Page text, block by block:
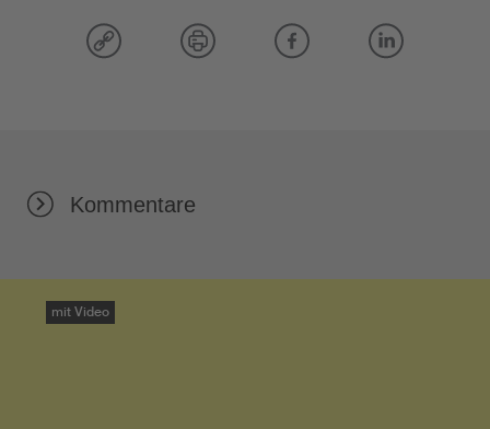
Kommentare
mit Video